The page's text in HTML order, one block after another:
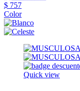
$ 757
Color
Quick view